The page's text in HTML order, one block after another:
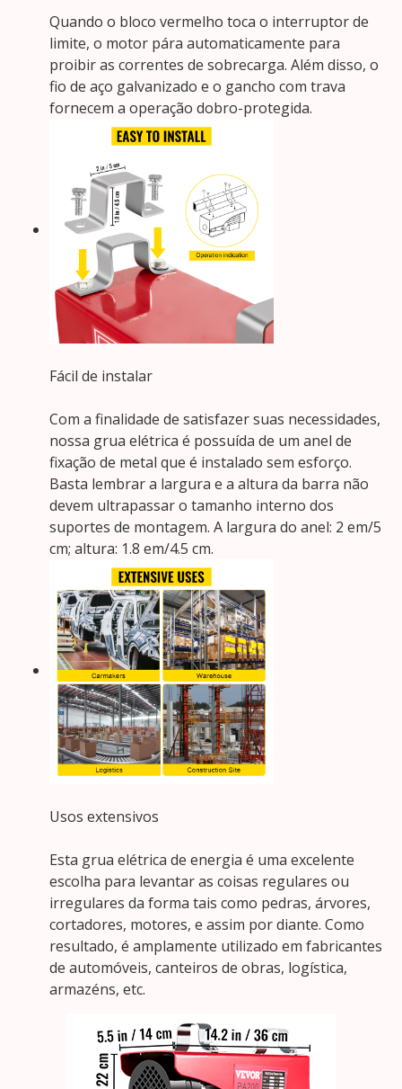
Quando o bloco vermelho toca o interruptor de
limite, o motor pára automaticamente para
proibir as correntes de sobrecarga. Além disso, o
fio de aço galvanizado e o gancho com trava
fornecem a operação dobro-protegida.
Fácil de instalar
Com a finalidade de satisfazer suas necessidades,
nossa grua elétrica é possuída de um anel de
fixação de metal que é instalado sem esforço.
Basta lembrar a largura e a altura da barra não
devem ultrapassar o tamanho interno dos
suportes de montagem. A largura do anel: 2 em/5
cm; altura: 1.8 em/4.5 cm.
Usos extensivos
Esta grua elétrica de energia é uma excelente
escolha para levantar as coisas regulares ou
irregulares da forma tais como pedras, árvores,
cortadores, motores, e assim por diante. Como
resultado, é amplamente utilizado em fabricantes
de automóveis, canteiros de obras, logística,
armazéns, etc.